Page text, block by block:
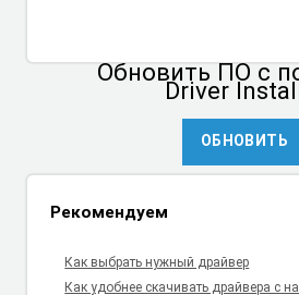
Обновить ПОс
Driver
ОБНОВИТЬ
Рекомендуем
Как выбрать нужный драйвер
Как удобнее скачивать драйвера с